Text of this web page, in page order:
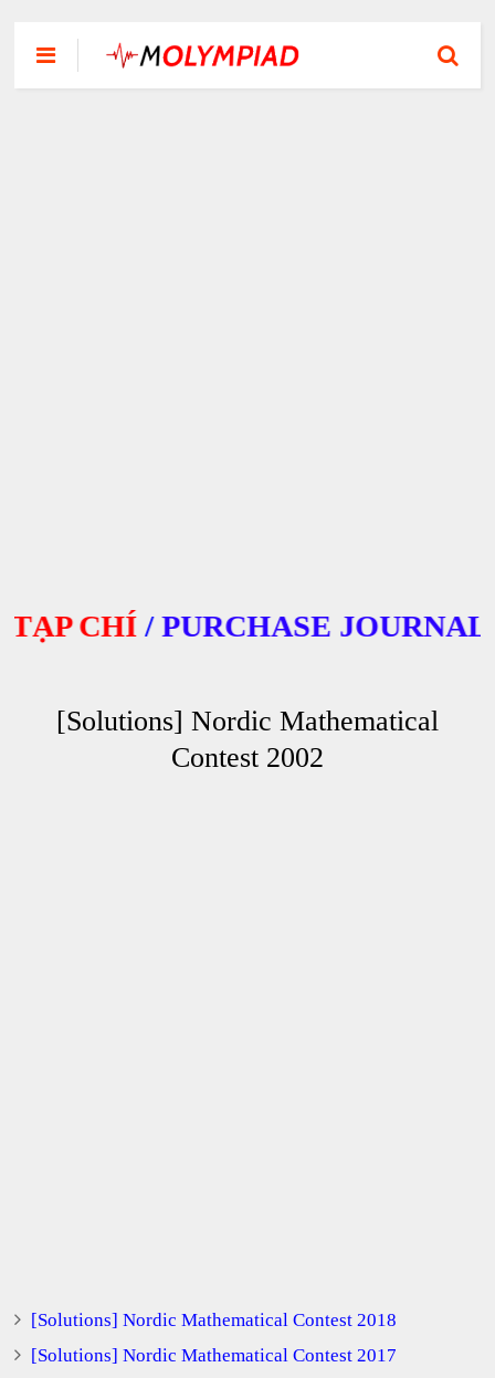
CHÍ/PURCHASE JOURNALS
[Solutions] Nordic Mathematical
Contest 2002
[Solutions] Nordic Mathematical Contest 2018
[Solutions] Nordic Mathematical Contest 2017